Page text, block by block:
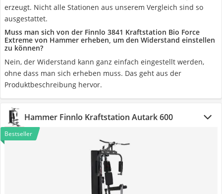
erzeugt. Nicht alle Stationen aus unserem Vergleich sind so
ausgestattet.
Muss man sich von der Finnlo 3841 Kraftstation Bio Force
Extreme von Hammer erheben, um den Widerstand einstellen
zu können?
Nein, der Widerstand kann ganz einfach eingestellt werden,
ohne dass man sich erheben muss. Das geht aus der
Produktbeschreibung hervor.
Hammer Finnlo Kraftstation Autark 600
Bestseller